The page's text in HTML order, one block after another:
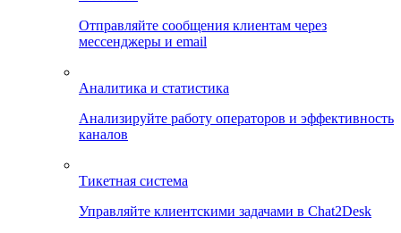
Отправляйте сообщения клиентам через
мессенджеры и email
Аналитика и статистика
Анализируйте работу операторов и эффективность
каналов
Тикетная система
Управляйте клиентскими задачами в Chat2Desk